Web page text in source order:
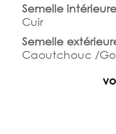
Semelle intérieure
Cuir
Semelle
Caoutchouc /